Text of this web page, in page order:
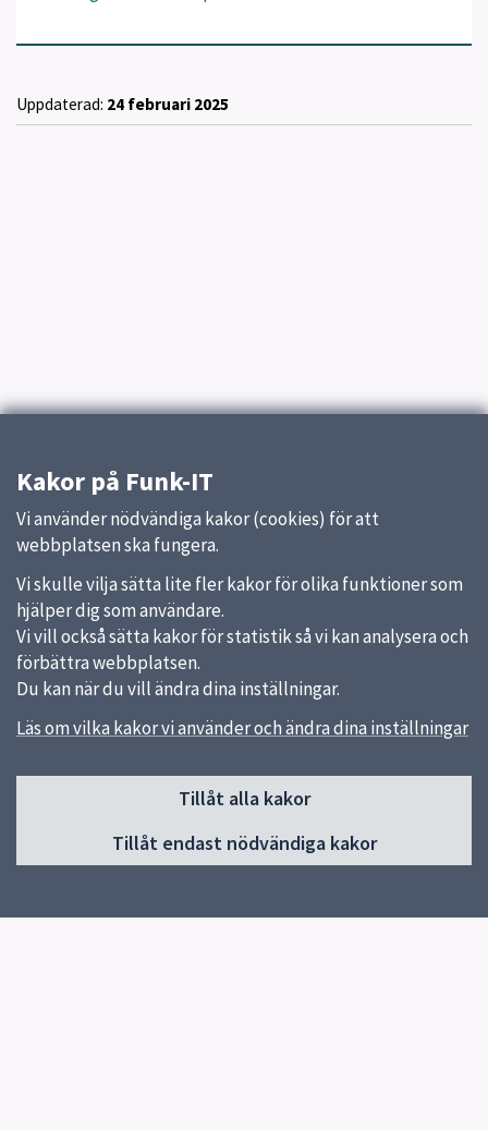
Uppdaterad: 24 februari 2025
Kakor på Funk-IT
Vi använder nödvändiga kakor (cookies) för att
webbplatsen ska fungera.
Vi skulle vilja sätta lite fler kakor för olika funktioner som
hjälper dig som användare.
Vi vill också sätta kakor för statistik så vi kan analysera och
förbättra webbplatsen.
Du kan när du vill ändra dina inställningar.
Läs om vilka kakor vi använder och ändra dina inställningar
Tillåt alla kakor
Tillåt endast nödvändiga kakor
Sidfot